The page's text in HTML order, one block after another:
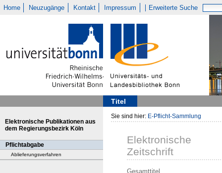
Home Neuzugänge Kontakt Impressum Erweiterte Suche
Titel
Elektronische Publikationen aus
dem Regierungsbezirk Köln
Pflichtabgabe
Ablieferungsverfahren
Sie sind hier: E-Pflicht-Sammlung
Elektronische
Zeitschrift
Gesamttitel